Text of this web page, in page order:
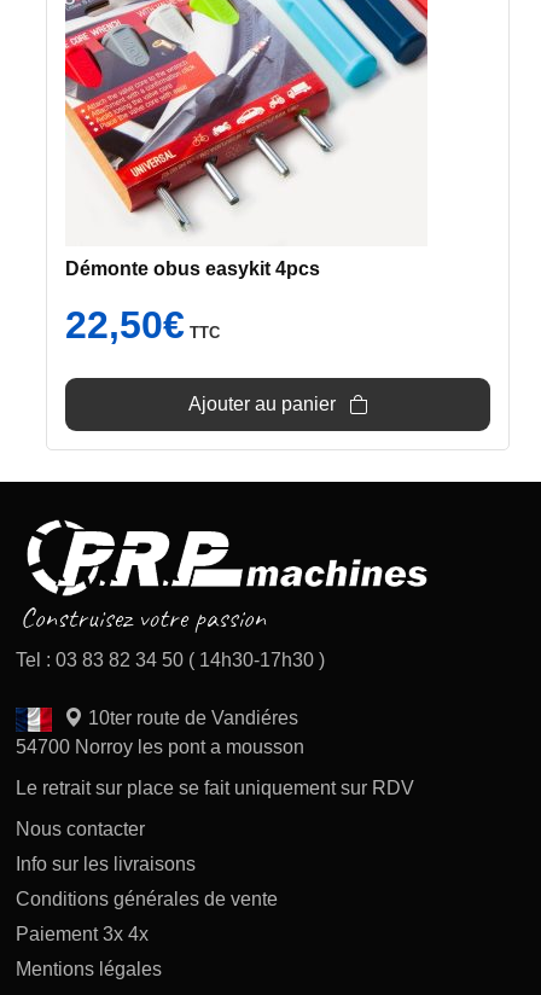
Démonte obus easykit 4pcs
22,50€ TTC
Ajouter au panier
Tel : 03 83 82 34 50 ( 14h30-17h30 )
10ter route de Vandiéres
54700 Norroy les pont a mousson
Le retrait sur place se fait uniquement sur RDV
Nous contacter
Info sur les livraisons
Conditions générales de vente
Paiement 3x 4x
Mentions légales